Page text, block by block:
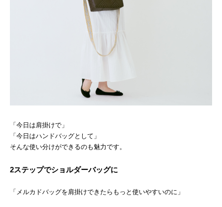
「今日は肩掛けで」
「今日はハンドバッグとして」
そんな使い分けができるのも魅力です。
2ステップでショルダーバッグに
「メルカドバッグを肩掛けできたらもっと使いやすいのに」